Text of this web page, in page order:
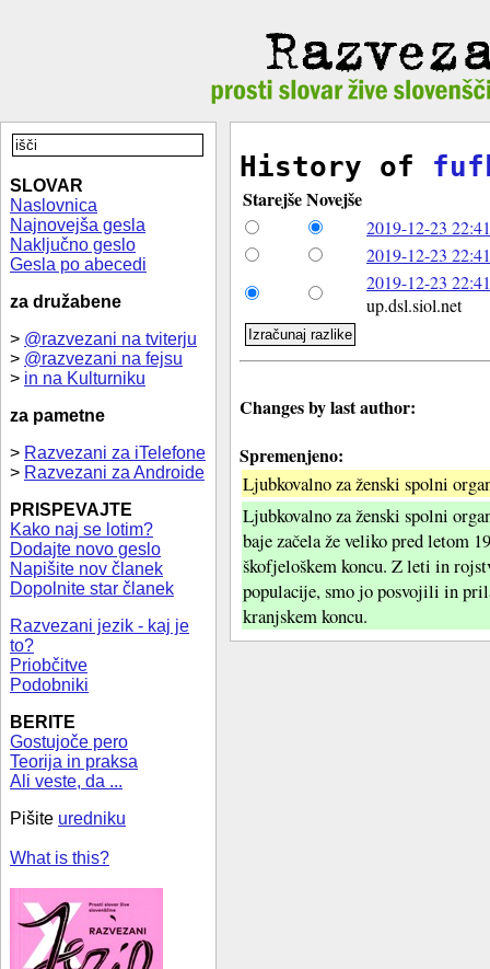
SLOVAR
Naslovnica
Najnovejša gesla
Naključno geslo
Gesla po abecedi
za družabene
> @razvezani na tviterju
> @razvezani na fejsu
> in na Kulturniku
za pametne
> Razvezani za iTelefone
> Razvezani za Androide
PRISPEVAJTE
Kako naj se lotim?
Dodajte novo geslo
Napišite nov članek
Dopolnite star članek
Razvezani jezik - kaj je
to?
Priobčitve
Podobniki
BERITE
Gostujoče pero
Teorija in praksa
Ali veste, da ...
Pišite uredniku
What is this?
History of
StarejšeNovejše
2019-12-23
2019-12-23
2019-12-23
up.dsl.siol.net
Changes by last author:
Spremenjeno:
Ljubkovalno za ženski spolni
Ljubkovalno za ženski spolni
baje začela že veliko pred letom
škofjeloškem koncu. Z leti in
populacije, smo jo posvojili in
kranjskem koncu.